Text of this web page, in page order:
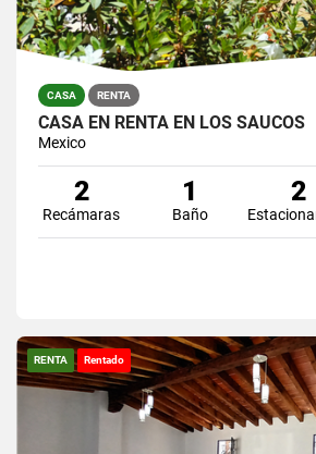
CASA RENTA
CASA EN RENTA EN LOS SAUCOS
Mexico
2
Recámaras
1
Baño
2
RENTA Rentado